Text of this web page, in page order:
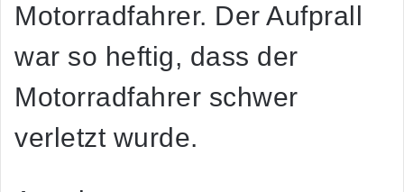
Motorradfahrer. Der Aufprall
war so heftig, dass der
Motorradfahrer schwer
verletzt wurde.